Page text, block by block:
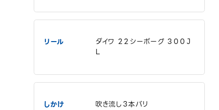
リール
ダイワ ２２シーボーグ ３００Ｊ
Ｌ
しかけ 吹き流し３本バリ